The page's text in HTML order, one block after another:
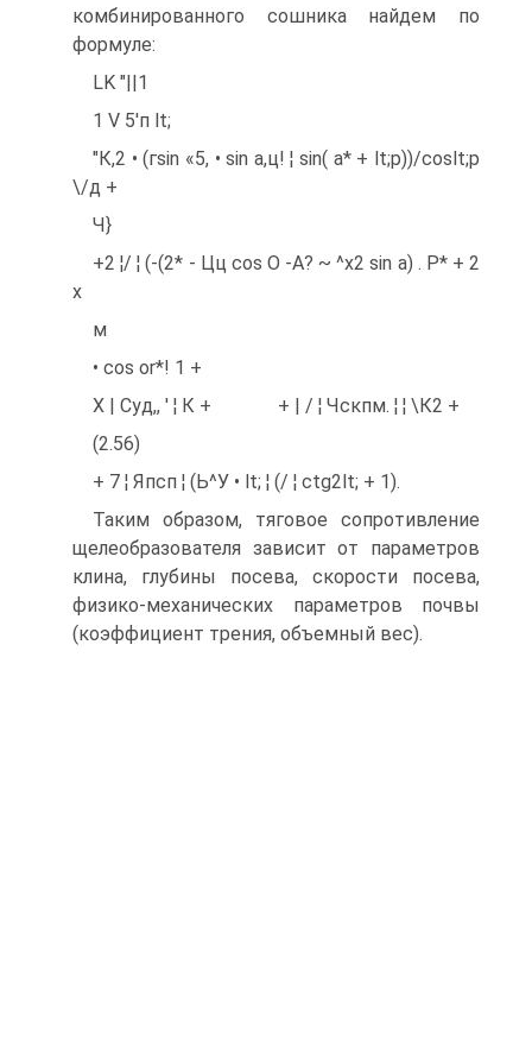
комбинированного сошника найдем по
формуле:
LK "||1
1 V 5'п lt;
"К,2 • (гsin «5, • sin а,ц! ¦ sin( а* + lt;p))/coslt;р
\/д +
Ч}
+2 ¦/ ¦ (-(2* - Цц cos О -А? ~ ^х2 sin а) . Р* + 2
х
м
• cos or*! 1 +
X | Суд,, ' ¦ К + + | / ¦ Чскпм. ¦ ¦ \К2 +
(2.56)
+ 7 ¦ Япсп ¦ (Ь^У • lt; ¦ (/ ¦ ctg2lt; + 1).
Таким образом, тяговое сопротивление
щелеобразователя зависит от параметров
клина, глубины посева, скорости посева,
физико-механических параметров почвы
(коэффициент трения, объемный вес).